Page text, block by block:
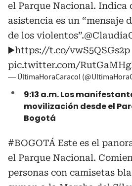
el Parque Nacional. Indica
asistencia es un “mensaje
de los violentos”.
▶️https://t.co/vwS5QSGs2p
pic.twitter.com/
— ÚltimaHoraCaracol
9:13 a.m. Los
movilización desde el
Bogotá
#BOGOTÁ Este es el
el Parque Nacional.
personas con camisetas